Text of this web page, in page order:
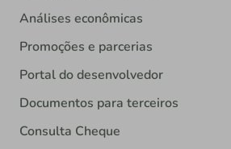
Análises econômicas
Promoções e parcerias
Portal do desenvolvedor
Documentos para terceiros
Consulta Cheque